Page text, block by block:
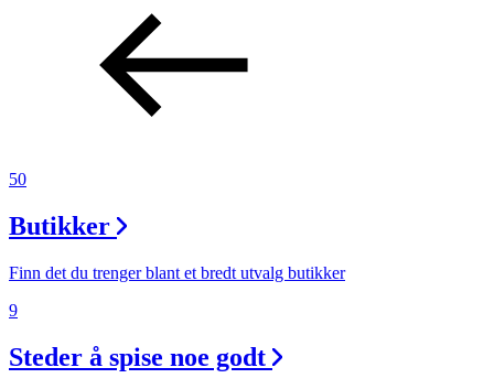
Inspirasjon
Praktisk informasjon
Ledige stillinger
Nyhet
50
Butikker
Finn det du trenger blant et bredt utvalg butikker
9
Steder å spise noe godt